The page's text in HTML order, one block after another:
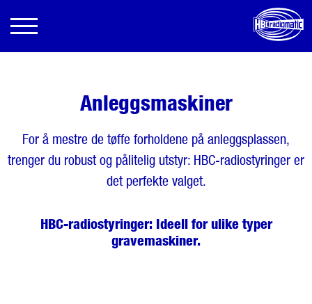
Anleggsmaskiner
For å mestre de tøffe forholdene på anleggsplassen,
trenger du robust og pålitelig utstyr: HBC-radiostyringer er
det perfekte valget.
HBC-radiostyringer: Ideell for ulike typer
gravemaskiner.